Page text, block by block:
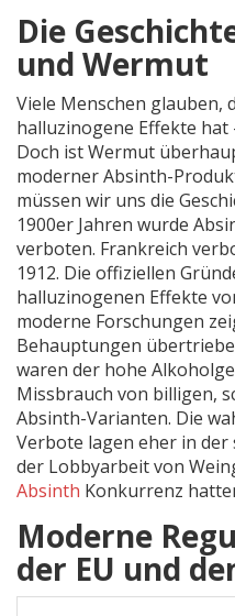
Die
und Wermut
Viele Menschen glauben,
halluzinogene Effekte hat
Doch ist Wermut
moderner Absinth-
müssen wir uns die
1900er Jahren wurde
verboten. Frankreich
1912. Die offiziellen
halluzinogenen Effekte
moderne Forschungen
Behauptungen
waren der hohe
Missbrauch von billigen,
Absinth-Varianten. Die
Verbote lagen eher in
der Lobbyarbeit von
Absinth Konkurrenz
Moderne
der EU und